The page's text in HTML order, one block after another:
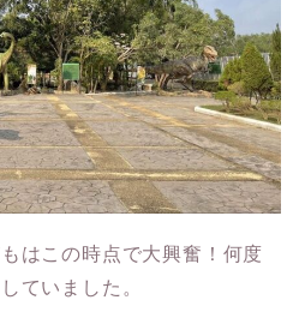
はこの時点で大興奮！何度
ていました。